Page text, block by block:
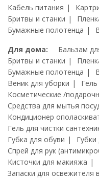
Кабель питания
Бритвы и станки
Бумажные полотенца
Для дома:
Бальзам
Бритвы и станки
Бумажные полотенца
Веник для уборки
Косметические /
Средства для мытья
Кондиционер
Гель для чистки
Губка для обуви
Спрей для рук
Кисточки для макияжа
Запаски для освежителя